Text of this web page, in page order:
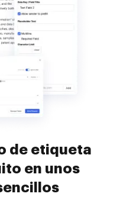
de etiqueta
en unos